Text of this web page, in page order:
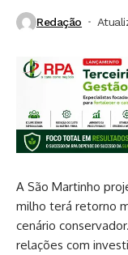
Redação
A São Martinho
milho terá retorno
cenário
relações com